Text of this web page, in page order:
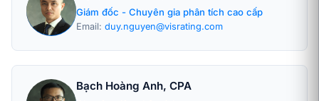
Giám đốc - Chuyên gia phân tích cao cấp
Email: duy.nguyen@visrating.com
Bạch Hoàng Anh, CPA